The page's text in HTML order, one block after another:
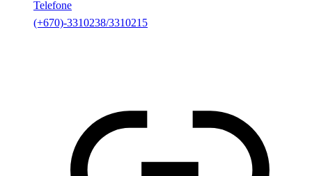
Telefone
(+670)-3310238/3310215